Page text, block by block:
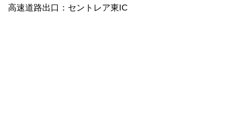
高速道路出口：セントレア東IC